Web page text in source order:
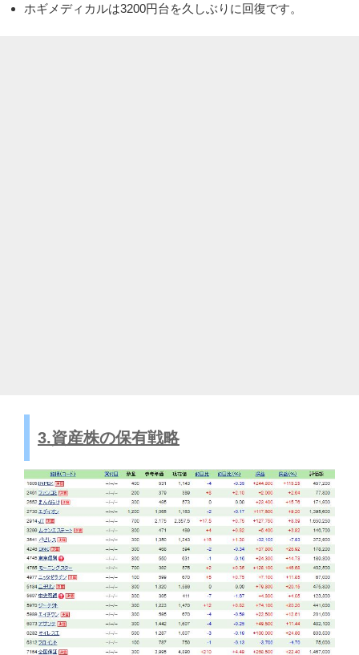
ホギメディカルは3200円台を久しぶりに回復です。
3.資産株の保有戦略